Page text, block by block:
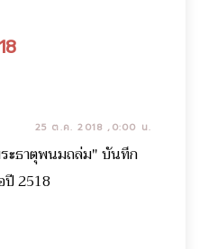
25 ต.ค. 2018 ,0:00 น.
ะธาตุพนมถล่ม" บันทึก
ปี 2518